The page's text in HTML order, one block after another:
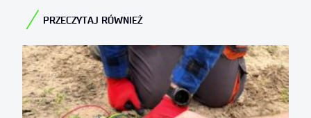
PRZECZYTAJ RÓWNIEŻ​